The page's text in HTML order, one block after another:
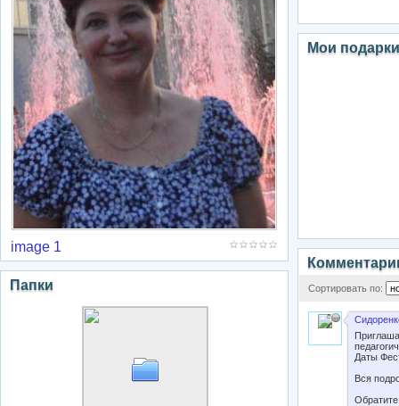
image 1
Папки
Мои подарки
Сортировать по:
Даты
Вся